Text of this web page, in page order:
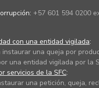
+57 601 594 0200
con una entidad vigilada:
instaurar una queja por
una entidad vigilada por la
servicios de la SFC:
una petición, queja,